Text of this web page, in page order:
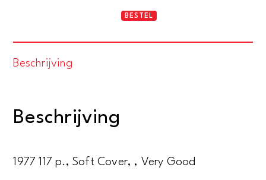
Manuscrits
BESTEL
Beschrijving
Beschrijving
1977 117 p., Soft Cover, , Very Good